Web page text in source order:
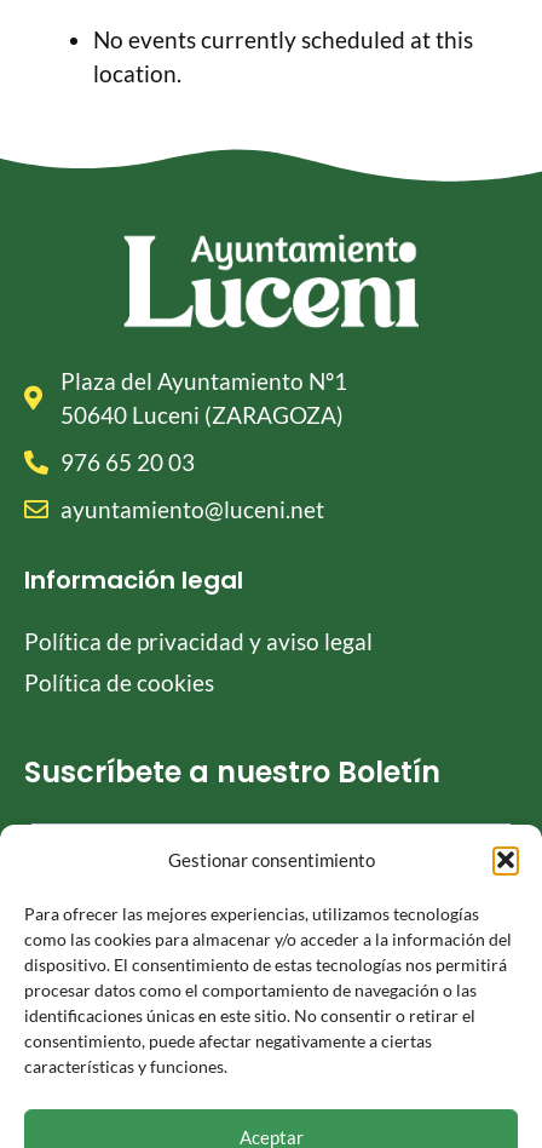
Gestionar consentimiento
Para ofrecer las mejores experiencias, utilizamos tecnologías
como las cookies para almacenar y/o acceder a la información del
dispositivo. El consentimiento de estas tecnologías nos permitirá
procesar datos como el comportamiento de navegación o las
identificaciones únicas en este sitio. No consentir o retirar el
consentimiento, puede afectar negativamente a ciertas
características y funciones.
Aceptar
No events currently scheduled at this
location.
Plaza del Ayuntamiento Nº1
50640 Luceni (ZARAGOZA)
976 65 20 03
ayuntamiento@luceni.net
Información legal
Política de privacidad y aviso legal
Política de cookies
Suscríbete a nuestro Boletín
Responsable » Ayuntamiento de Luceni. / Finalidad » enviarte
nuestras publicaciones y noticias. / Legitimación » tu
consentimiento. / Destinatarios » solo se realizan cesiones si
derechos de acceso, rectificación, limitación y suprimir los